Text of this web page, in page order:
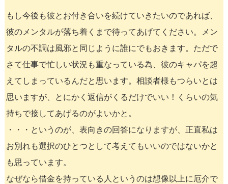
もし今後も彼とお付き合いを続けていきたいのであれば、
彼のメンタルが落ち着くまで待ってあげてください。メン
タルの不調は風邪と同じように誰にでもおきます。ただで
さて仕事で忙しい状況も重なっている為、彼のキャパを超
えてしまっているんだと思います。相談者様もつらいとは
思いますが、とにかく返信がくるだけでいい！くらいの気
持ちで接してあげるのがよいかと。
・・・というのが、表向きの回答になりますが、正直私は
お別れも選択のひとつとして考えてもいいのではないかと
も思っています。
なぜなら借金を持っている人というのは想像以上に厄介で